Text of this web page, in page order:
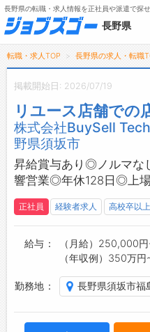
メニュー
トップ
詳細情報で求人を探す
タップで簡単に求人を探す
【初めての方へ】
長野県の求人検索で選ばれる理
転職支援サービスについて
転職支援サービス
転職ノウハウ(応募書類の書き
転職・採用コラム
長野県の転職・求人情報を正社員や派遣で探
長野県
転職・求人TOP 長野県の求人・転職
掲載開始日: 2026/07/19
リユース店舗での
株式会社BuySell
野県須坂市
昇給賞与あり◎ノルマな
響営業◎年休128日◎上
正社員 経験者求人 高校卒以上
給与
（月給）250,000
（年収例）350万
勤務地 長野県須坂市福